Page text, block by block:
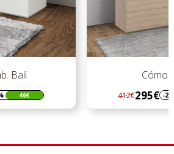
Cómoda Bali
Regular
preço
412€295€
Preço